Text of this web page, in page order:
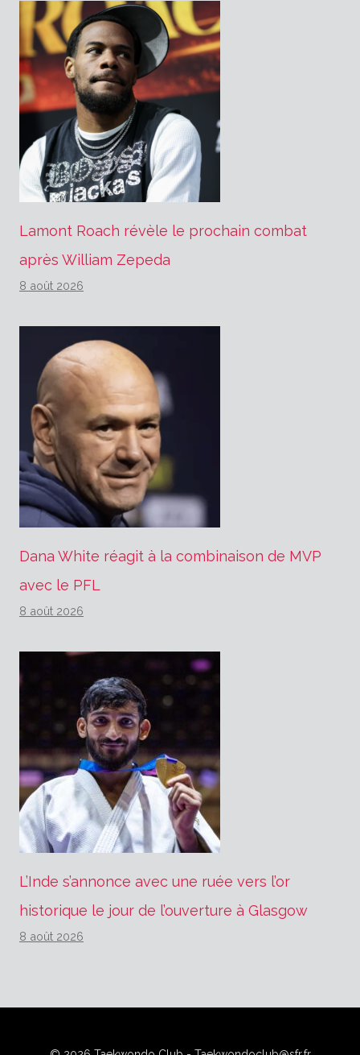
Lamont Roach révèle le prochain combat
après William Zepeda
8 août 2026
Dana White réagit à la combinaison de MVP
avec le PFL
8 août 2026
L’Inde s’annonce avec une ruée vers l’or
historique le jour de l’ouverture à Glasgow
8 août 2026